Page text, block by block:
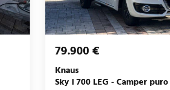
79.900 €
Knaus
Sky I 700 LEG - Camper